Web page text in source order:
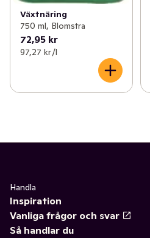
Växtnäring
750 ml, Blomstra
72,95 kr
97,27 kr /l
Handla
Inspiration
Vanliga frågor och svar
Så handlar du